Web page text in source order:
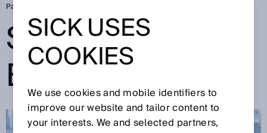
Página de inicio
SICK SENSOR
BLOG
SICK USES
COOKIES
We use cookies and mobile identifiers to
improve our website and tailor content to
your interests. We and selected partners,